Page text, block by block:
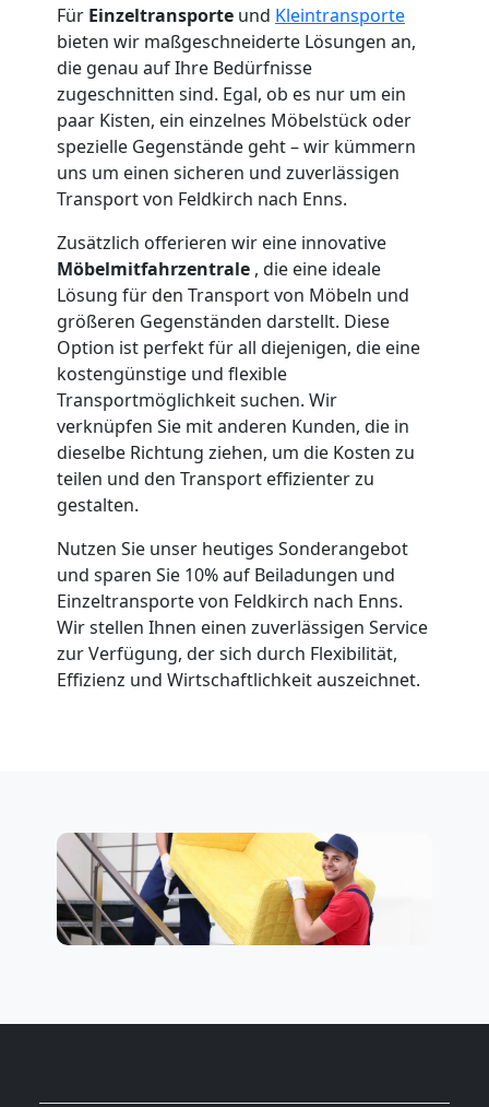
Für Einzeltransporte und Kleintransporte
bieten wir maßgeschneiderte Lösungen an,
die genau auf Ihre Bedürfnisse
zugeschnitten sind. Egal, ob es nur um ein
paar Kisten, ein einzelnes Möbelstück oder
spezielle Gegenstände geht – wir kümmern
uns um einen sicheren und zuverlässigen
Transport von Feldkirch nach Enns.
Zusätzlich offerieren wir eine innovative
Möbelmitfahrzentrale , die eine ideale
Lösung für den Transport von Möbeln und
größeren Gegenständen darstellt. Diese
Option ist perfekt für all diejenigen, die eine
kostengünstige und flexible
Transportmöglichkeit suchen. Wir
verknüpfen Sie mit anderen Kunden, die in
dieselbe Richtung ziehen, um die Kosten zu
teilen und den Transport effizienter zu
gestalten.
Nutzen Sie unser heutiges Sonderangebot
und sparen Sie 10% auf Beiladungen und
Einzeltransporte von Feldkirch nach Enns.
Wir stellen Ihnen einen zuverlässigen Service
zur Verfügung, der sich durch Flexibilität,
Effizienz und Wirtschaftlichkeit auszeichnet.